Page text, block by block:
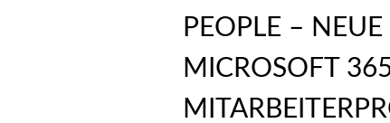
PEOPLE –
MICROSOFT